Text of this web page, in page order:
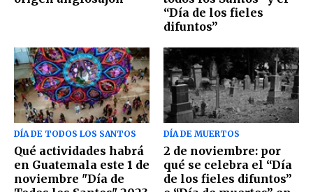
“Día de los fieles
difuntos”
DÍA DE TODOS LOS SANTOS
Qué actividades habrá
en Guatemala este 1 de
noviembre "Día de
DÍA DE MUERTOS
2 de noviembre: por
qué se celebra el “Día
de los fieles difuntos”